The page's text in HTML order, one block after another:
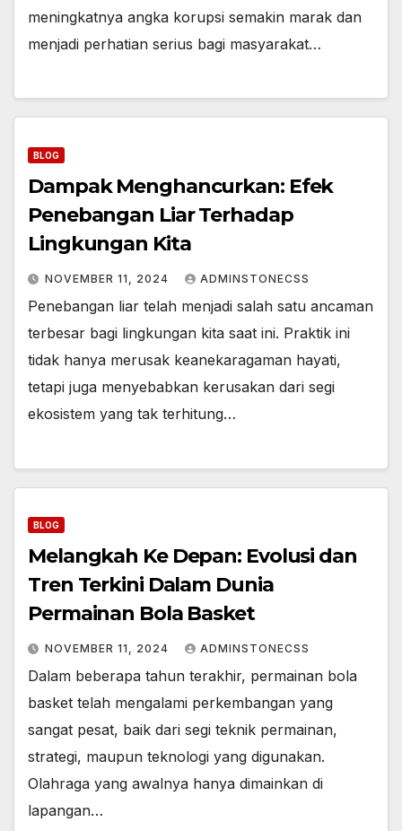
meningkatnya angka korupsi semakin marak dan
menjadi perhatian serius bagi masyarakat…
BLOG
Dampak Menghancurkan: Efek
Penebangan Liar Terhadap
Lingkungan Kita
NOVEMBER 11, 2024 ADMINSTONECSS
Penebangan liar telah menjadi salah satu ancaman
terbesar bagi lingkungan kita saat ini. Praktik ini
tidak hanya merusak keanekaragaman hayati,
tetapi juga menyebabkan kerusakan dari segi
ekosistem yang tak terhitung…
BLOG
Melangkah Ke Depan: Evolusi dan
Tren Terkini Dalam Dunia
Permainan Bola Basket
NOVEMBER 11, 2024 ADMINSTONECSS
Dalam beberapa tahun terakhir, permainan bola
basket telah mengalami perkembangan yang
sangat pesat, baik dari segi teknik permainan,
strategi, maupun teknologi yang digunakan.
Olahraga yang awalnya hanya dimainkan di
lapangan…